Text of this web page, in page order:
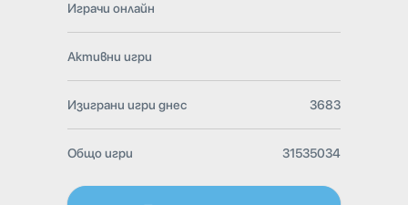
Играчи онлайн
Активни игри
Изиграни игри днес 3683
Общо игри 31535034